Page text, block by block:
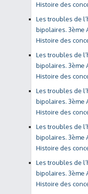
Histoire des
Les troubles de
bipolaires. 3ème
Histoire des
Les troubles de
bipolaires. 3ème
Histoire des
Les troubles de
bipolaires. 3ème
Histoire des
Les troubles de
bipolaires. 3ème
Histoire des
Les troubles de
bipolaires. 3ème
Histoire des